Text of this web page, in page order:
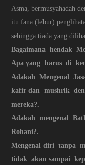
Asma, bermusyahadah
itu fana (lebur)
sehingga tiada yang
Bagaimana hendak
Apa yang harus di
Adakah Mengenal
kafir dan mushrik
mereka?.
Adakah mengenal
Rohani?.
Mengenal diri tanpa
tidak akan sampai